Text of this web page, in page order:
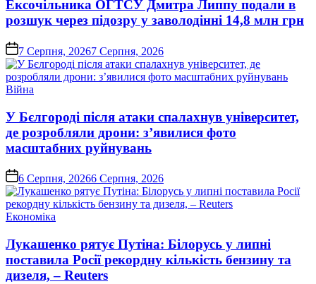
Ексочільника ОГТСУ Дмитра Липпу подали в
розшук через підозру у заволодінні 14,8 млн грн
on 7 Серпня, 20267 Серпня, 2026
Опублікувати
Війна
У Бєлгороді після атаки спалахнув університет,
де розробляли дрони: з’явилися фото
масштабних руйнувань
on6 Серпня, 20266 Серпня, 2026
Опублікувати
Економіка
Лукашенко рятує Путіна: Білорусь у липні
поставила Росії рекордну кількість бензину та
дизеля, – Reuters